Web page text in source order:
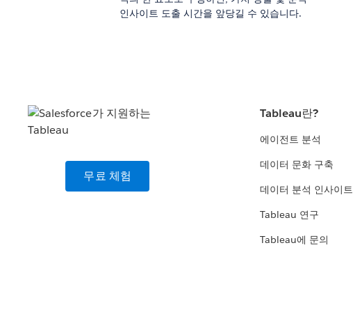
인사이트 도출 시간을 앞당길 수 있습니다.
무료 체험
Tableau란?
에이전트 분석
데이터 문화 구축
데이터 분석 인사이트
Tableau 연구
Tableau에 문의